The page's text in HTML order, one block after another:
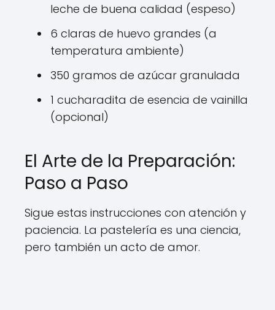
leche de buena calidad (espeso)
6 claras de huevo grandes (a
temperatura ambiente)
350 gramos de azúcar granulada
1 cucharadita de esencia de vainilla
(opcional)
El Arte de la Preparación:
Paso a Paso
Sigue estas instrucciones con atención y
paciencia. La pastelería es una ciencia,
pero también un acto de amor.